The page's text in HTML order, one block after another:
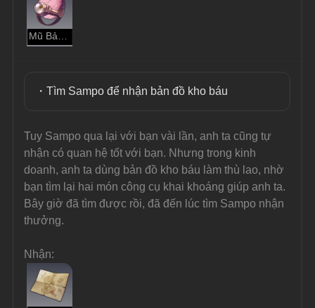
Mũ Bảo Hộ Màu Hồng
・Tìm Sampo để nhận bản đồ kho báu
Tuy Sampo qua lại với bạn vài lần, anh ta cũng tự
nhận có quan hệ tốt với bạn. Nhưng trong kinh
doanh, anh ta dùng bản đồ kho báu làm thù lao, nhờ
bạn tìm lại hai món công cụ khai khoáng giúp anh ta.
Bây giờ đã tìm được rồi, đã đến lúc tìm Sampo nhận
thưởng.
Nhận: